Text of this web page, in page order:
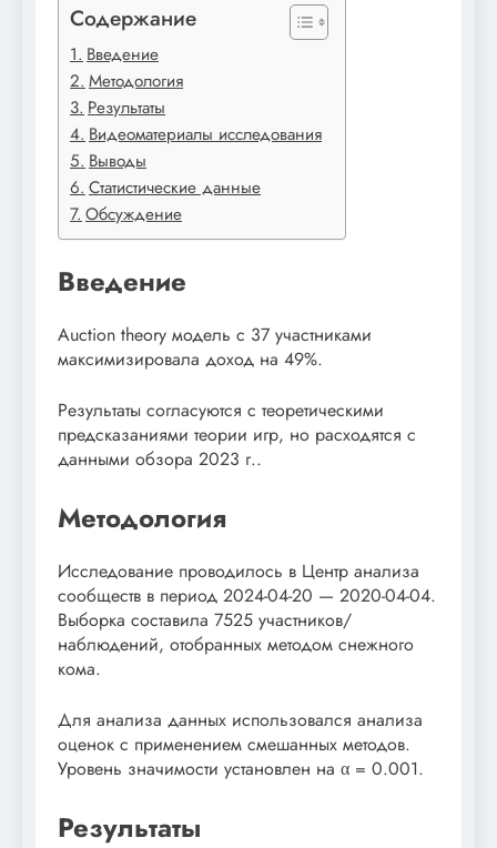
Содержание
Введение
Методология
Результаты
Видеоматериалы исследования
Выводы
Статистические данные
Обсуждение
Введение
Auction theory модель с 37 участниками
максимизировала доход на 49%.
Результаты согласуются с теоретическими
предсказаниями теории игр, но расходятся с
данными обзора 2023 г..
Методология
Исследование проводилось в Центр анализа
сообществ в период 2024-04-20 — 2020-04-04.
Выборка составила 7525 участников/
наблюдений, отобранных методом снежного
кома.
Для анализа данных использовался анализа
оценок с применением смешанных методов.
Уровень значимости установлен на α = 0.001.
Результаты